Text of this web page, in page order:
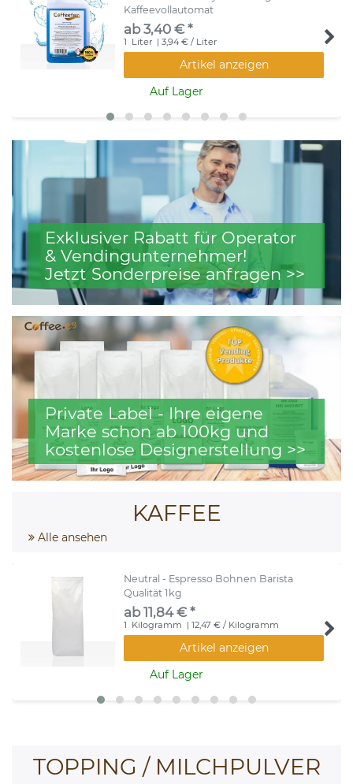
Kaffeevollautomat
ab 3,40 € *
1 Liter | 3,94 € / Liter
Artikel anzeigen
Auf Lager
Exklusiver Rabatt für Operator
& Vendingunternehmer!
Jetzt Sonderpreise anfragen >>
Private Label - Ihre eigene
Marke schon ab 100kg und
kostenlose Designerstellung >>
KAFFEE
Alle ansehen
Neutral - Espresso Bohnen Barista
Qualität 1kg
ab 11,84 € *
1 Kilogramm | 12,47 € / Kilogramm
Artikel anzeigen
Auf Lager
TOPPING / MILCHPULVER